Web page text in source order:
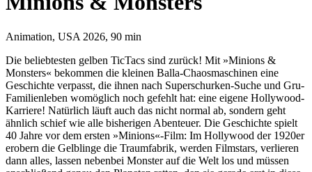
Animation, USA 2026, 90 min
Die beliebtesten gelben TicTacs sind zurück! Mit »Minions &
Monsters« bekommen die kleinen Balla-Chaosmaschinen eine
Geschichte verpasst, die ihnen nach Superschurken-Suche und Gru-
Familienleben womöglich noch gefehlt hat: eine eigene Hollywood-
Karriere! Natürlich läuft auch das nicht normal ab, sondern geht
ähnlich schief wie alle bisherigen Abenteuer. Die Geschichte spielt
40 Jahre vor dem ersten »Minions«-Film: Im Hollywood der 1920er
erobern die Gelblinge die Traumfabrik, werden Filmstars, verlieren
dann alles, lassen nebenbei Monster auf die Welt los und müssen